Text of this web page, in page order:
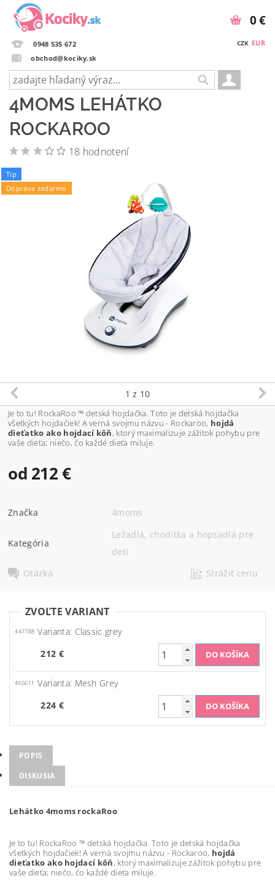
0948 535 672
obchod@kociky.sk
CZK EUR
0 €
4MOMS LEHÁTKO
ROCKAROO
18 hodnotení
Tip
Doprava zadarmo
1 z 10
Je to tu! RockaRoo ™ detská hojdačka. Toto je detská hojdačka
všetkých hojdačiek! A verná svojmu názvu - Rockaroo, hojdá
dieťatko ako hojdací kôň, ktorý maximalizuje zážitok pohybu pre
vaše dieťa; niečo, čo každé dieťa miluje.
od 212 €
Značka 4moms
Kategória
Ležadlá, chodítka a hopsadlá pre
deti
Otázka
Strážiť cenu
ZVOĽTE VARIANT
447788 Varianta: Classic grey
212 €
465611
Varianta: Mesh Grey
224 €
POPIS
DISKUSIA
Lehátko 4moms rockaRoo
Je to tu! RockaRoo ™ detská hojdačka. Toto je detská hojdačka
všetkých hojdačiek! A verná svojmu názvu - Rockaroo, hojdá
dieťatko ako hojdací kôň, ktorý maximalizuje zážitok pohybu pre
vaše dieťa; niečo, čo každé dieťa miluje.